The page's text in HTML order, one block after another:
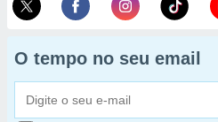
O tempo no seu email